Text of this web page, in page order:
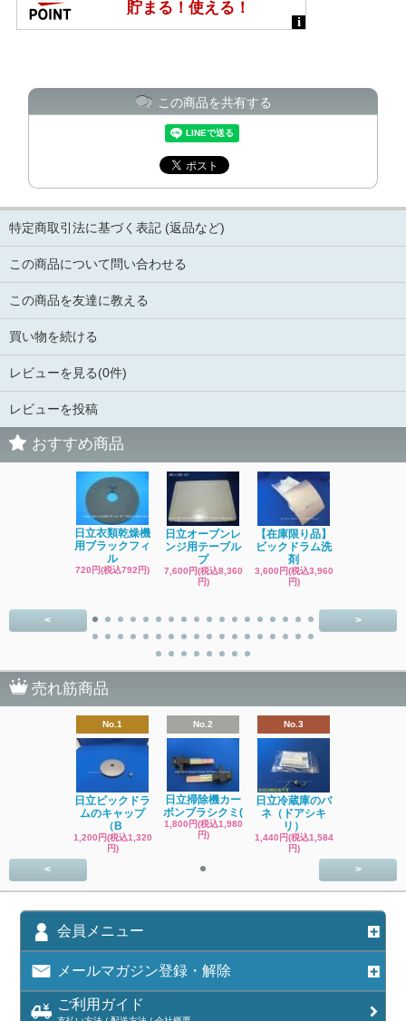
この商品を共有する
特定商取引法に基づく表記 (返品など)
この商品について問い合わせる
この商品を友達に教える
買い物を続ける
レビューを見る(0件)
レビューを投稿
おすすめ商品
日立衣類乾燥機
用ブラックフィ
ル
720円(税込792円)
日立オーブンレ
ンジ用テーブル
プ
7,600円(税込8,360
円)
【在庫限り品】
ビックドラム洗
剤
3,600円(税込3,960
円)
< >
売れ筋商品
No.1
日立ビックドラ
ムのキャップ
（B
1,200円(税込1,320
円)
No.2
日立掃除機カー
ボンブラシクミ(
1,800円(税込1,980
円)
No.3
日立冷蔵庫のバ
ネ（ドアシキ
リ）
1,440円(税込1,584
円)
< >
会員メニュー
メールマガジン登録・解除
ご利用ガイド